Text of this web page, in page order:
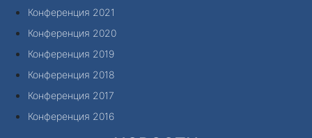
Конференция 2021
Конференция 2020
Конференция 2019
Конференция 2018
Конференция 2017
Конференция 2016